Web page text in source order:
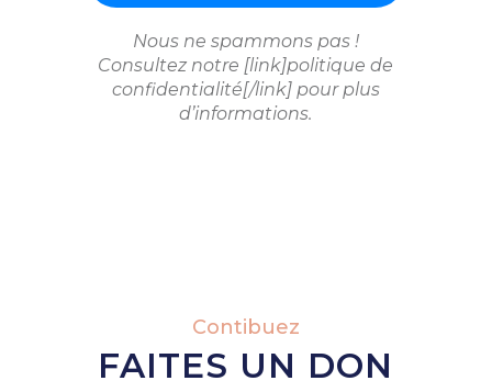
Nous ne spammons pas !
Consultez notre [link]politique de
confidentialité[/link] pour plus
d’informations.
Contibuez
FAITES UN DON